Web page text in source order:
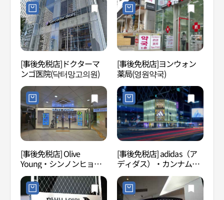
[事後免税店]ドクターマ
ンゴ医院(닥터망고의원)
[事後免税店]ヨンウォン
薬局(영원약국)
[事後免税店] Olive
Young・シンノンヒョン
（新論峴）駅店(올리브영
신논현역점)
[事後免税店] adidas（ア
ディダス）・カンナム
（江南）ブランドセンタ
ー(아디다스 강남브랜드센
터)